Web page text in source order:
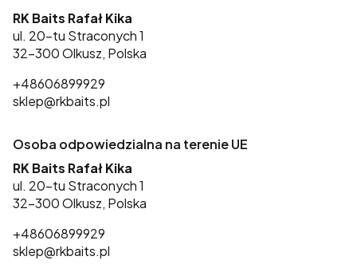
RK Baits Rafał Kika
ul. 20-tu Straconych 1
32-300 Olkusz, Polska
+48606899929
sklep@rkbaits.pl
Osoba odpowiedzialna na terenie UE
RK Baits Rafał Kika
ul. 20-tu Straconych 1
32-300 Olkusz, Polska
+48606899929
sklep@rkbaits.pl